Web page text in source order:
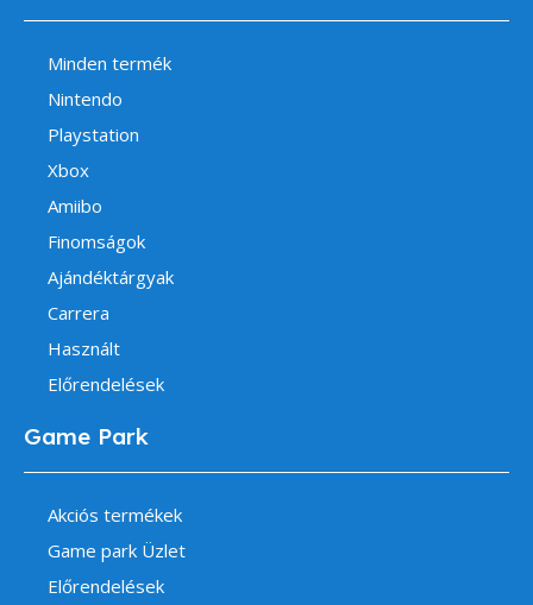
Minden termék
Nintendo
Playstation
Xbox
Amiibo
Finomságok
Ajándéktárgyak
Carrera
Használt
Előrendelések
Game Park
Akciós termékek
Game park Üzlet
Előrendelések